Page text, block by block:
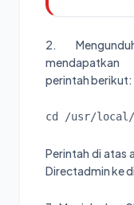
2.
perintah berikut:
cd /usr/local/
Perintah di atas
Directadmin ke